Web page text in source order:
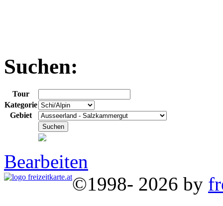
Suchen:
Tour
Kategorie
Gebiet
Bearbeiten
©1998- 2026 by